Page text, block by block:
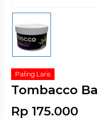
Paling Laris
Tombacco
Rp 175.000